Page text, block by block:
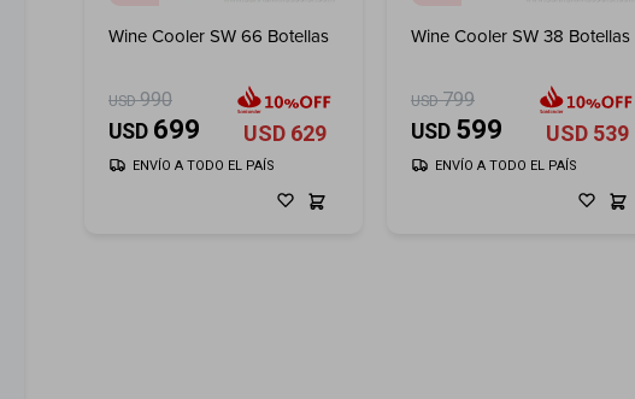
Wine Cooler SW 66 Botellas
USD 990
USD 699 USD 629
ENVÍO A TODO EL PAÍS
Wine Cooler SW 38 Botellas
USD 799
USD 599 USD 539
ENVÍO A TODO EL PAÍS